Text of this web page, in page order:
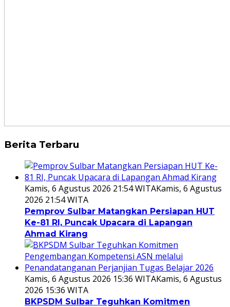
Berita Terbaru
Kamis, 6 Agustus 2026 21:54 WITAKamis, 6 Agustus
2026 21:54 WITA
Pemprov Sulbar Matangkan Persiapan HUT
Ke-81 RI, Puncak Upacara di Lapangan
Ahmad Kirang
Kamis, 6 Agustus 2026 15:36 WITAKamis, 6 Agustus
2026 15:36 WITA
BKPSDM Sulbar Teguhkan Komitmen